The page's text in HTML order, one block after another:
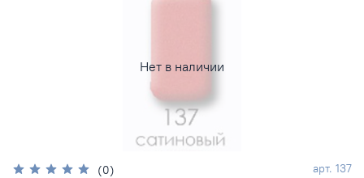
Нет в наличии
(0) арт. 137